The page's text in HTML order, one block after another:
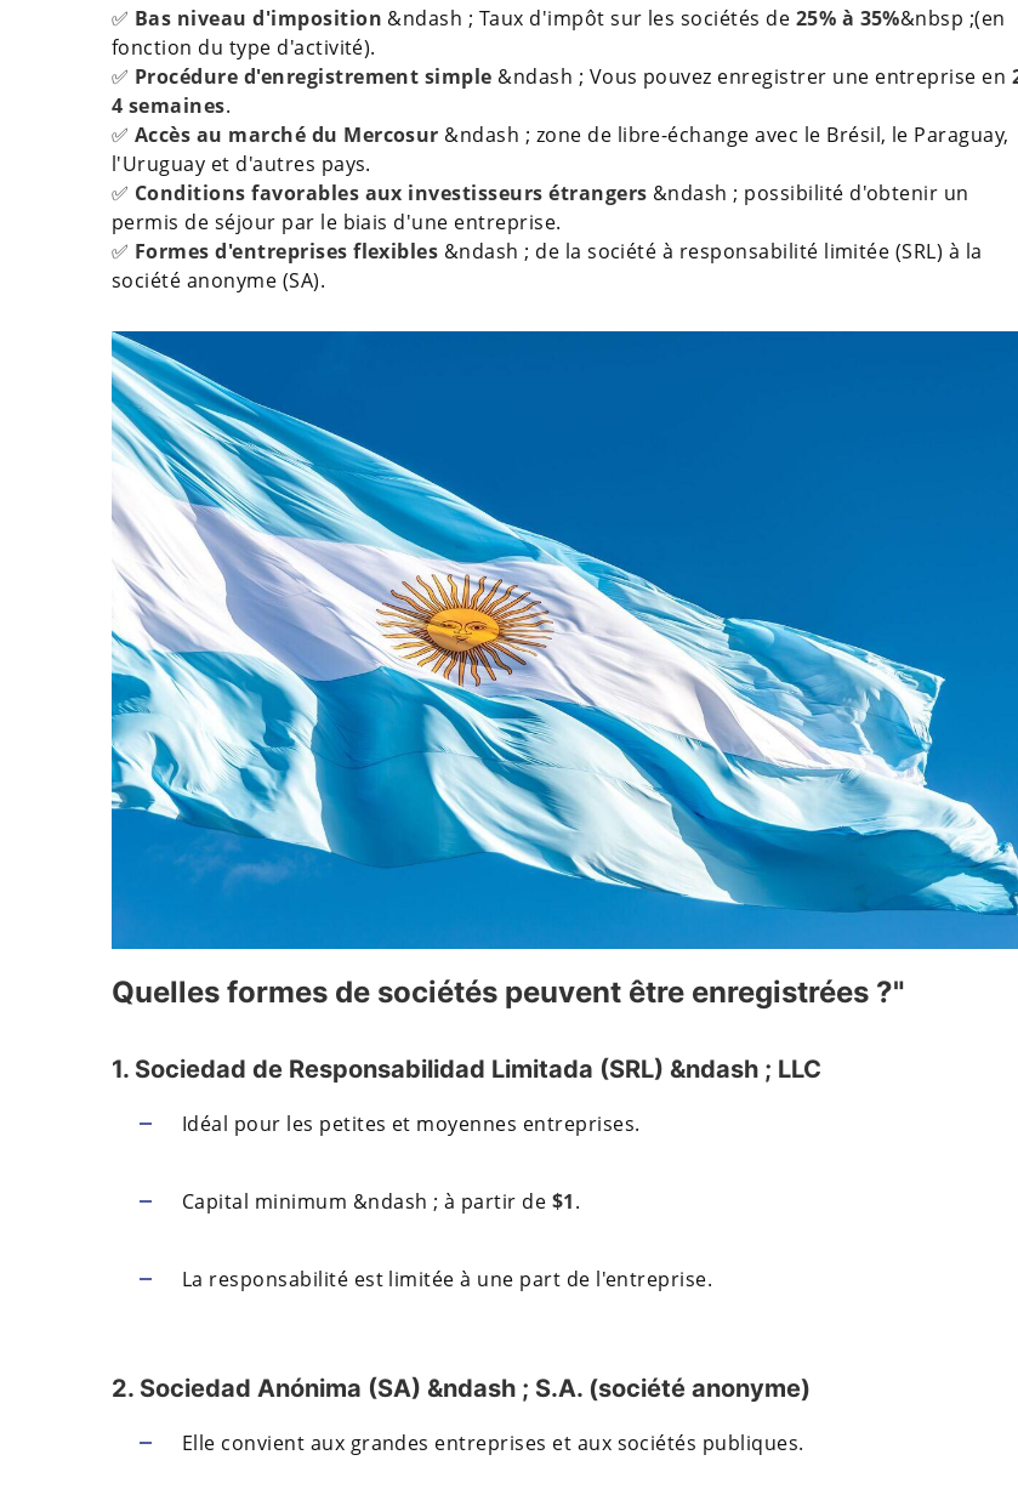
✅ Bas niveau d'imposition &ndash ; Taux d'impôt sur les sociétés de 25% à 35%&nbsp ;(en
fonction du type d'activité).
✅ Procédure d'enregistrement simple &ndash ; Vous pouvez enregistrer une entreprise en
4 semaines.
✅ Accès au marché du Mercosur &ndash ; zone de libre-échange avec le Brésil, le Paraguay,
l'Uruguay et d'autres pays.
✅ Conditions favorables aux investisseurs étrangers &ndash ; possibilité d'obtenir un
permis de séjour par le biais d'une entreprise.
✅ Formes d'entreprises flexibles &ndash ; de la société à responsabilité limitée (SRL) à la
société anonyme (SA).
Quelles formes de sociétés peuvent être enregistrées ?"
1. Sociedad de Responsabilidad Limitada (SRL) &ndash ; LLC
Idéal pour les petites et moyennes entreprises.
Capital minimum &ndash ; à partir de $1.
La responsabilité est limitée à une part de l'entreprise.
2. Sociedad Anónima (SA) &ndash ; S.A. (société anonyme)
Elle convient aux grandes entreprises et aux sociétés publiques.